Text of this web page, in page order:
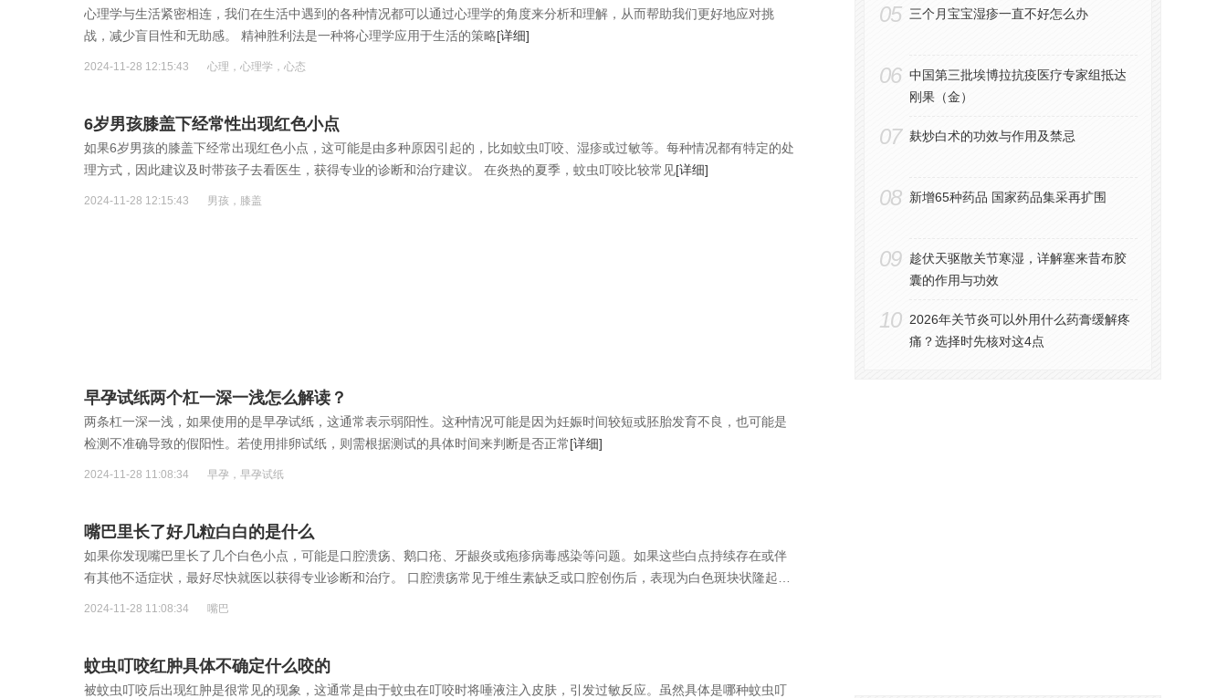
心理学与生活紧密相连，我们在生活中遇到的各种情况都可以通过心理学的角度来分析和理解，从而帮助我们更好地应对挑
战，减少盲目性和无助感。 精神胜利法是一种将心理学应用于生活的策略[详细]
2024-11-28 12:15:43 心理，心理学，心态
6岁男孩膝盖下经常性出现红色小点
如果6岁男孩的膝盖下经常出现红色小点，这可能是由多种原因引起的，比如蚊虫叮咬、湿疹或过敏等。每种情况都有特定的处
理方式，因此建议及时带孩子去看医生，获得专业的诊断和治疗建议。 在炎热的夏季，蚊虫叮咬比较常见[详细]
2024-11-28 12:15:43 男孩，膝盖
早孕试纸两个杠一深一浅怎么解读？
两条杠一深一浅，如果使用的是早孕试纸，这通常表示弱阳性。这种情况可能是因为妊娠时间较短或胚胎发育不良，也可能是
检测不准确导致的假阳性。若使用排卵试纸，则需根据测试的具体时间来判断是否正常[详细]
2024-11-28 11:08:34 早孕，早孕试纸
嘴巴里长了好几粒白白的是什么
如果你发现嘴巴里长了几个白色小点，可能是口腔溃疡、鹅口疮、牙龈炎或疱疹病毒感染等问题。如果这些白点持续存在或伴
有其他不适症状，最好尽快就医以获得专业诊断和治疗。 口腔溃疡常见于维生素缺乏或口腔创伤后，表现为白色斑块状隆起，
2024-11-28 11:08:34 嘴巴
蚊虫叮咬红肿具体不确定什么咬的
被蚊虫叮咬后出现红肿是很常见的现象，这通常是由于蚊虫在叮咬时将唾液注入皮肤，引发过敏反应。虽然具体是哪种蚊虫叮
05 三个月宝宝湿疹一直不好怎么办
06 中国第三批埃博拉抗疫医疗专家组抵达
刚果（金）
07 麸炒白术的功效与作用及禁忌
08 新增65种药品 国家药品集采再扩围
09
趁伏天驱散关节寒湿，详解塞来昔布胶
囊的作用与功效
10
2026年关节炎可以外用什么药膏缓解疼
痛？选择时先核对这4点